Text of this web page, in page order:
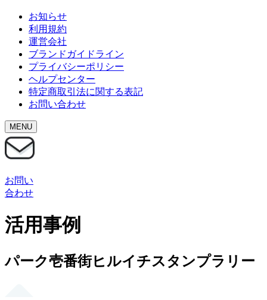
お知らせ
利用規約
運営会社
ブランドガイドライン
プライバシーポリシー
ヘルプセンター
特定商取引法に関する表記
お問い合わせ
MENU
お問い
合わせ
活用事例
パーク壱番街ヒルイチスタンプラリー